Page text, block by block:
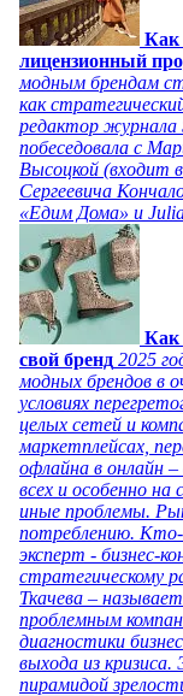
Как
лицензионный
модным брендам
как
редактор журнала
побеседовала с
Высоцкой (входит
Сергеевича
«Едим Дома» и
Как
свой бренд 2025
модных брендов в
условиях
целых сетей и
маркетплейсах,
офлайна в онлайн
всех и особенно
иные проблемы.
потреблению.
эксперт - бизнес-
стратегическому
Ткачева –
проблемным
диагностики
выхода из
пирамидой